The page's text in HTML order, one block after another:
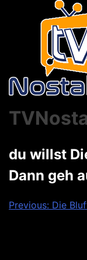
du willst
Dann geh
Previous: Die